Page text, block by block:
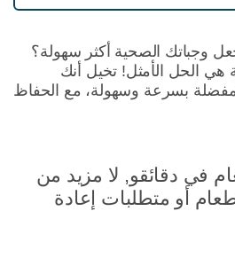
وجباتك الصحية أكثر سهولة؟
هي الحل الأمثل! تخيل أنك
بسرعة وسهولة، مع الحفاظ
في دقائقو, لا مزيد من
أو متطلبات إعادة